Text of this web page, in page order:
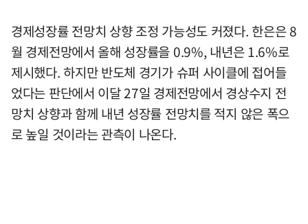
경제성장률 전망치 상향 조정 가능성도 커졌다. 한은은 8
월 경제전망에서 올해 성장률을 0.9%, 내년은 1.6%로
제시했다. 하지만 반도체 경기가 슈퍼 사이클에 접어들
었다는 판단에서 이달 27일 경제전망에서 경상수지 전
망치 상향과 함께 내년 성장률 전망치를 적지 않은 폭으
로 높일 것이라는 관측이 나온다.